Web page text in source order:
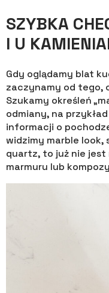
SZYBKA
I U
Gdy oglądamy blat
zaczynamy od tego,
Szukamy określeń
odmiany, na
informacji o
widzimy marble look,
quartz, to już nie
marmuru lub